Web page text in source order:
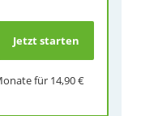
für 14,90 €